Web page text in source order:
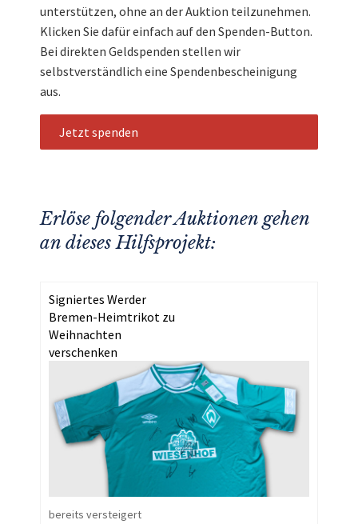
unterstützen, ohne an der Auktion teilzunehmen.
Klicken Sie dafür einfach auf den Spenden-Button.
Bei direkten Geldspenden stellen wir
selbstverständlich eine Spendenbescheinigung
aus.
Jetzt spenden
Erlöse folgender Auktionen gehen
an dieses Hilfsprojekt:
Signiertes Werder
Bremen-Heimtrikot zu
Weihnachten
verschenken
bereits versteigert